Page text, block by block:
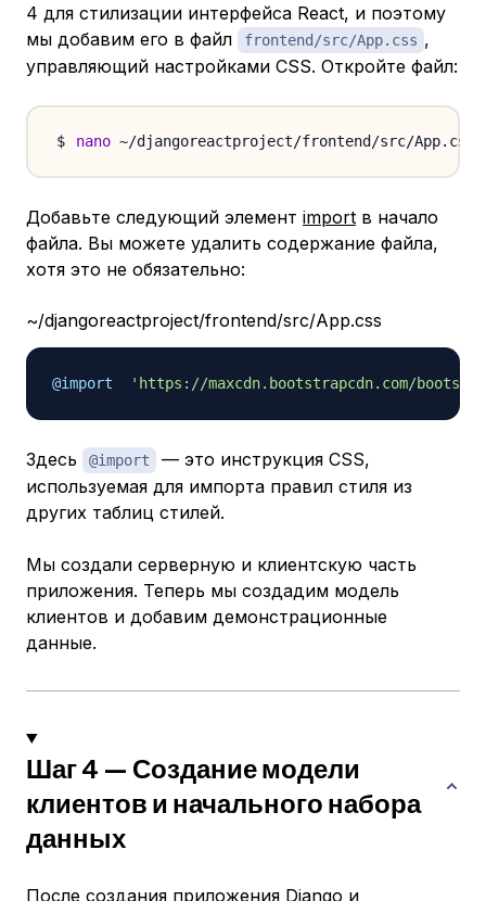
4 для стилизации интерфейса React, и поэтому
мы добавим его в файл
frontend/src/App.css ,
управляющий настройками CSS. Откройте файл:
nano
Добавьте следующий элемент import в начало
файла. Вы можете удалить содержание файла,
хотя это не обязательно:
~/djangoreactproject/frontend/src/App.css
@import 'https://maxcdn.bootstrapcdn.com/
Здесь @import
— это инструкция CSS,
используемая для импорта правил стиля из
других таблиц стилей.
Мы создали серверную и клиентскую часть
приложения. Теперь мы создадим модель
клиентов и добавим демонстрационные
данные.
Шаг 4 — Создание модели
клиентов и начального набора
данных
После создания приложения Django и